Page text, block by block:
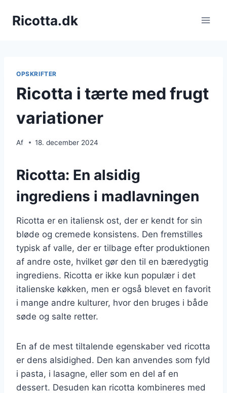
Ricotta.dk
OPSKRIFTER
Ricotta i tærte med frugt
variationer
Af 18. december 2024
Ricotta: En alsidig
ingrediens i madlavningen
Ricotta er en italiensk ost, der er kendt for sin
bløde og cremede konsistens. Den fremstilles
typisk af valle, der er tilbage efter produktionen
af andre oste, hvilket gør den til en bæredygtig
ingrediens. Ricotta er ikke kun populær i det
italienske køkken, men er også blevet en favorit
i mange andre kulturer, hvor den bruges i både
søde og salte retter.
En af de mest tiltalende egenskaber ved ricotta
er dens alsidighed. Den kan anvendes som fyld
i pasta, i lasagne, eller som en del af en
dessert. Desuden kan ricotta kombineres med